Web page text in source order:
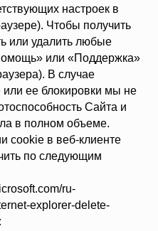
настроек в
Чтобы получить
или удалить любые
или «Поддержка»
В случае
ее блокировки мы не
Сайта и
в полном объеме.
cookie в веб-клиенте
по следующим
ru-
explorer-delete-